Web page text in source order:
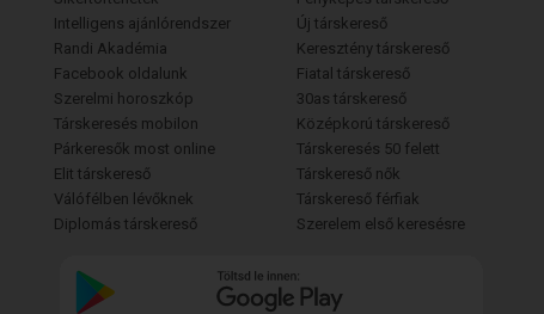
Intelligens ajánlórendszer
Randi Akadémia
Facebook oldalunk
Szerelmi horoszkóp
Társkeresés mobilon
Párkeresők most online
Elit társkereső
Válófélben lévőknek
Diplomás társkereső
Új társkereső
Keresztény társkereső
Fiatal társkereső
30as társkereső
Középkorú társkereső
Társkeresés 50 felett
Társkereső nők
Társkereső férfiak
Szerelem első keresésre